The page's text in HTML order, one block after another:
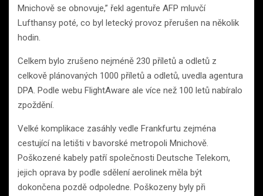
Mnichově se obnovuje,” řekl agentuře AFP mluvčí
Lufthansy poté, co byl letecký provoz přerušen na několik
hodin.
Celkem bylo zrušeno nejméně 230 příletů a odletů z
celkově plánovaných 1000 příletů a odletů, uvedla agentura
DPA. Podle webu FlightAware ale více než 100 letů nabíralo
zpoždění.
Velké komplikace zasáhly vedle Frankfurtu zejména
cestující na letišti v bavorské metropoli Mnichově.
Poškozené kabely patří společnosti Deutsche Telekom,
jejich oprava by podle sdělení aerolinek měla být
dokončena pozdě odpoledne. Poškozeny byly při